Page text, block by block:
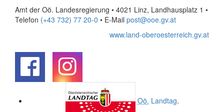
Amt der Oö. Landesregierung • 4021 Linz, Landhausplatz 1 •
Telefon (+43 732) 77 20-0 • E-Mail post@ooe.gv.at
www.land-oberoesterreich.gv.at
Oö. Landtag.